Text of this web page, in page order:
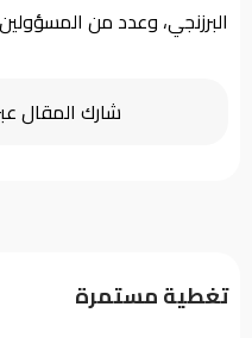
البرزنجي، وعدد من المسؤولين
شارك المقال
تغطية مستمرة